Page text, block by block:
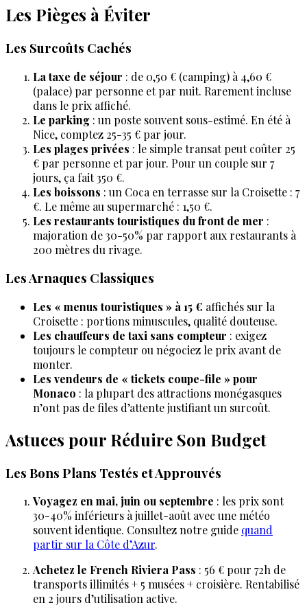
Les Pièges à Éviter
Les Surcoûts Cachés
La taxe de séjour : de 0,50 € (camping) à 4,60 €
(palace) par personne et par nuit. Rarement incluse
dans le prix affiché.
Le parking : un poste souvent sous-estimé. En été à
Nice, comptez 25-35 € par jour.
Les plages privées : le simple transat peut coûter 25
€ par personne et par jour. Pour un couple sur 7
jours, ça fait 350 €.
Les boissons : un Coca en terrasse sur la Croisette : 7
€. Le même au supermarché : 1,50 €.
Les restaurants touristiques du front de mer :
majoration de 30-50% par rapport aux restaurants à
200 mètres du rivage.
Les Arnaques Classiques
Les « menus touristiques » à 15 € affichés sur la
Croisette : portions minuscules, qualité douteuse.
Les chauffeurs de taxi sans compteur : exigez
toujours le compteur ou négociez le prix avant de
monter.
Les vendeurs de « tickets coupe-file » pour
Monaco : la plupart des attractions monégasques
n’ont pas de files d’attente justifiant un surcoût.
Astuces pour Réduire Son Budget
Les Bons Plans Testés et Approuvés
Voyagez en mai, juin ou septembre : les prix sont
30-40% inférieurs à juillet-août avec une météo
souvent identique. Consultez notre guide quand
partir sur la Côte d’Azur.
Achetez le French Riviera Pass : 56 € pour 72h de
transports illimités + 5 musées + croisière. Rentabilisé
en 2 jours d’utilisation active.